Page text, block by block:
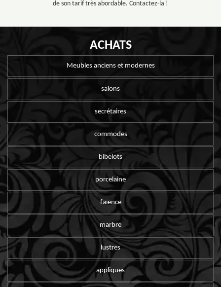
de son tarif très abordable. Contactez-la !
ACHATS
Meubles anciens et modernes
salons
secrétaires
commodes
bibelots
porcelaine
faïence
marbre
lustres
appliques